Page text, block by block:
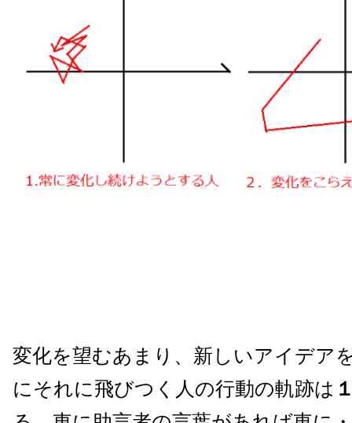
変化を望むあまり、新しいアイデア
にそれに飛びつく人の行動の軌跡は